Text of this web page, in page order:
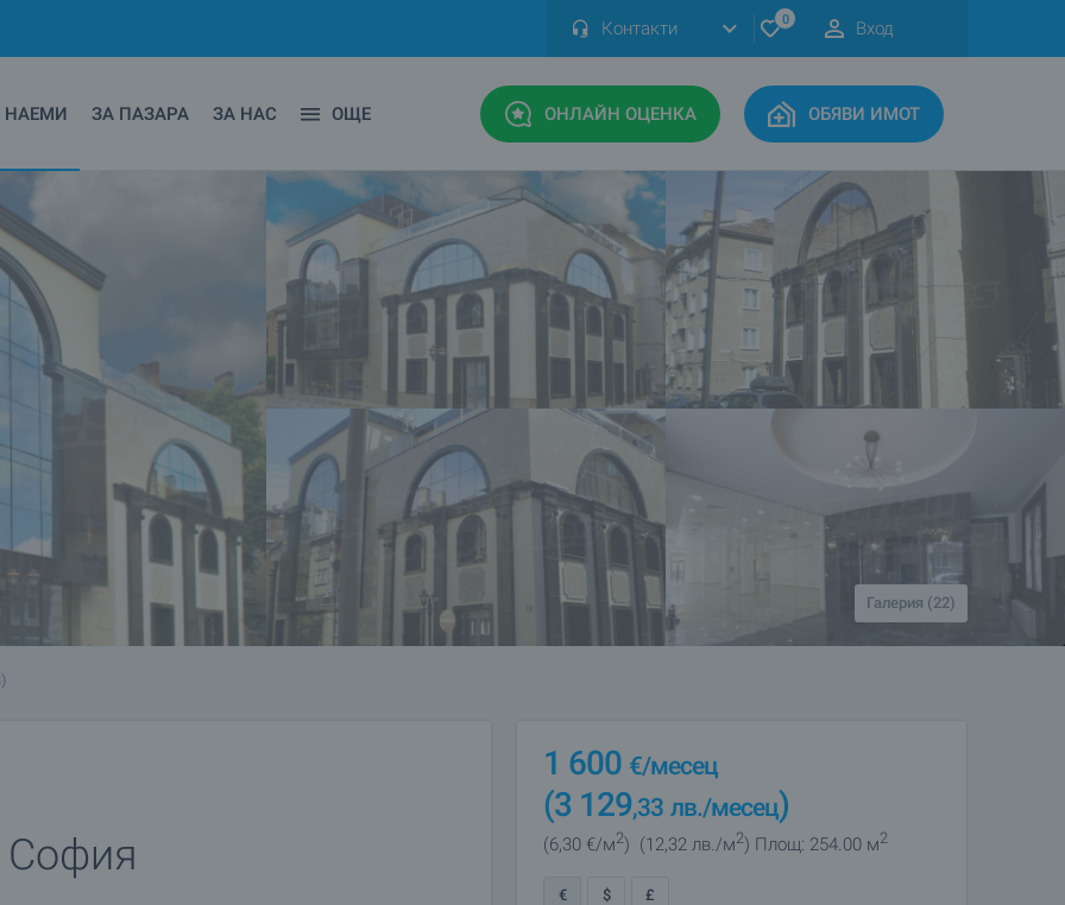
Контакти 0 Вход
НАЕМИ ЗА ПАЗАРА ЗА НАС ОЩЕ ОНЛАЙН ОЦЕНКА ОБЯВИ ИМОТ
Галерия (22)
София
1 600 €/месец
(3 129,33 лв./месец)
(6,30 €/м2) (12,32 лв./м2) Площ: 254.00 м2
€ $ £